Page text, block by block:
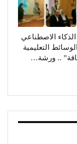
الاصطناعي
التعليمية
.. ورشة…